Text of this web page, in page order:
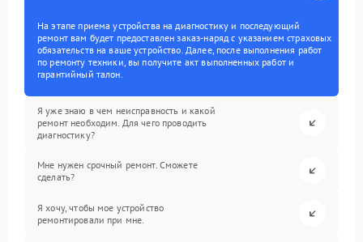
На этапе приема устройства на диагностику и последующий
ремонт вам будет предоставлен заказ-наряд с указанием страховых
обязательств на ваше устройство. Далее, после выполнения работ
по ремонту техники, вы получите акт выполненных работ и
гарантийный талон.
Я уже знаю в чем неисправность и какой
ремонт необходим. Для чего проводить
диагностику?
Мне нужен срочный ремонт. Сможете
сделать?
Я хочу, чтобы мое устройство
ремонтировали при мне.